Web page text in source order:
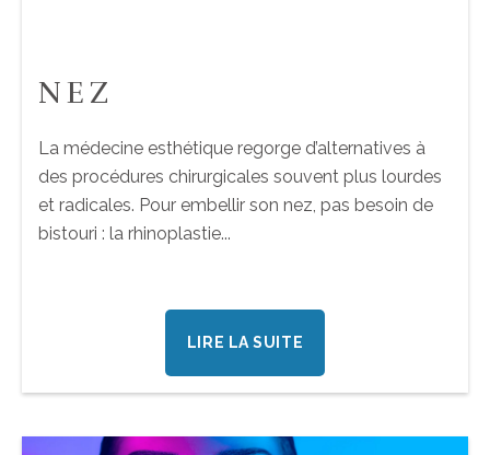
NEZ
La médecine esthétique regorge d’alternatives à
des procédures chirurgicales souvent plus lourdes
et radicales. Pour embellir son nez, pas besoin de
bistouri : la rhinoplastie...
LIRE LA SUITE